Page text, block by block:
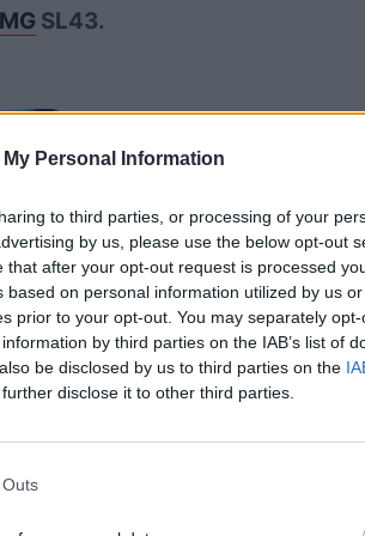
Personal Information
to third parties, or processing of your
by us, please use the below opt-out
after your opt-out request is processed
on personal information utilized by us
prior to your opt-out. You may separately
by third parties on the IAB’s list of
be disclosed by us to third parties on the
disclose it to other third parties.
SL43.
μικρές «τρίχες» από
ελαστικά των
αυτοκινήτων;